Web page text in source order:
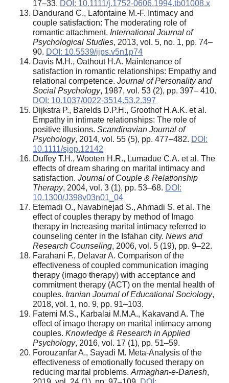
17–33. DOI: 10.1111/j.1752-0606.1994.tb01008.x
Dandurand C., Lafontaine M.-F. Intimacy and
couple satisfaction: The moderating role of
romantic attachment. International Journal of
Psychological Studies, 2013, vol. 5, no. 1, pp. 74–
90. DOI: 10.5539/ijps.v5n1p74
Davis M.H., Oathout H.A. Maintenance of
satisfaction in romantic relationships: Empathy and
relational competence. Journal of Personality and
Social Psychology, 1987, vol. 53 (2), pp. 397– 410.
DOI: 10.1037/0022-3514.53.2.397
Dijkstra P., Barelds D.P.H., Groothof H.A.K. et al.
Empathy in intimate relationships: The role of
positive illusions. Scandinavian Journal of
Psychology, 2014, vol. 55 (5), pp. 477–482. DOI:
10.1111/sjop.12142
Duffey T.H., Wooten H.R., Lumadue C.A. et al. The
effects of dream sharing on marital intimacy and
satisfaction. Journal of Couple & Relationship
Therapy, 2004, vol. 3 (1), pp. 53–68. DOI:
10.1300/J398v03n01_04
Etemadi O., Navabinejad S., Ahmadi S. et al. The
effect of couples therapy by method of Imago
therapy in Increasing marital intimacy referred to
counseling center in the Isfahan city. News and
Research Counseling, 2006, vol. 5 (19), pp. 9–22.
Farahani F., Delavar A. Comparison of the
effectiveness of coupled communication imaging
therapy (imago therapy) with acceptance and
commitment therapy (ACT) on the mental health of
couples. Iranian Journal of Educational Sociology,
2018, vol. 1, no. 9, pp. 91–103.
Fatemi M.S., Karbalai M.M.A., Kakavand A. The
effect of imago therapy on marital intimacy among
couples. Knowledge & Research in Applied
Psychology, 2016, vol. 17 (1), pp. 51–59.
Forouzanfar A., Sayadi M. Meta-Analysis of the
effectiveness of emotionally focused therapy on
reducing marital problems. Armaghan-e-Danesh,